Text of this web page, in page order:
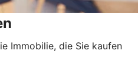
Immobilie, die Sie kaufen